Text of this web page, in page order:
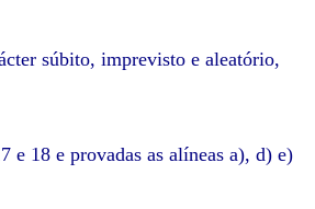
súbito, imprevisto e aleatório,
e 18 e provadas as alíneas a), d) e)